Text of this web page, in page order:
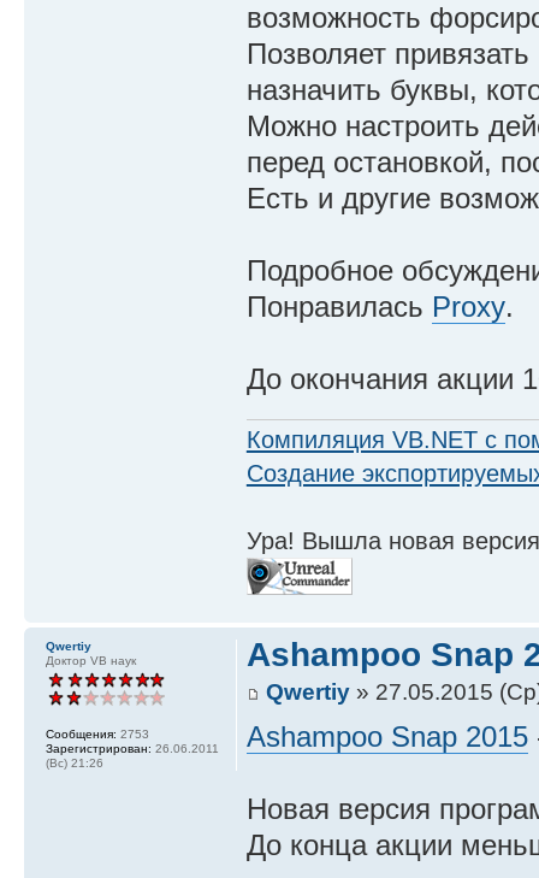
возможность
Позволяет
назначить буквы,
Можно настроить
перед остановкой,
Есть и другие
Подробное
Понравилась Proxy.
До окончания акции
Компиляция VB.NET с
Создание
Ура! Вышла новая
Qwertiy
Доктор VB наук
Сообщения: 2753
Зарегистрирован: 26.06.2011
(Вс) 21:26
Ashampoo Snap
Qwertiy» 27.05.2015
Ashampoo Snap 2015
Новая версия
До конца акции